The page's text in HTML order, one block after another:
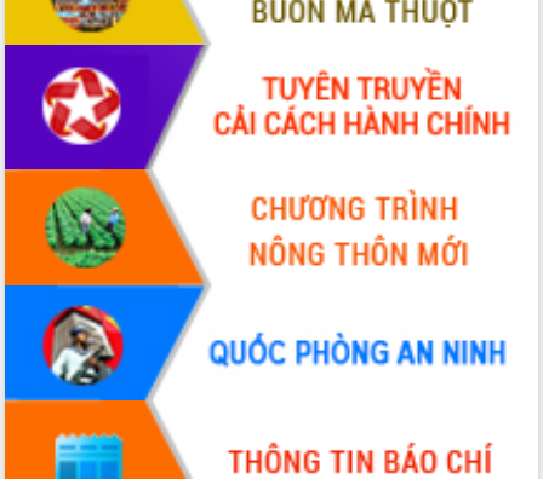
Chuyển đổi số 'mở đường' cho nông
nghiệp Đắk Lắk tăng trưởng bứt phá
Triển khai đồng bộ đo đạc, lập hồ sơ
địa chính, hoàn thiện cơ sở dữ liệu đất
đai
Ứng dụng sinh trắc học - Bước tiến
trong hành trình chuyển đổi số tại Đắk
Đắk Lắk nâng cao hiệu quả công tác
Đảng từ Sổ tay đảng viên điện tử
Đắk Lắk đẩy mạnh nuôi biển công
nghệ, hướng tới phát triển thủy sản
bền vững
Tập huấn nâng cao năng lực triển khai
chuyển đổi số cho cán bộ, công chức
cấp xã
Đắk Lắk phát động hưởng ứng Ngày
Quyền của người tiêu dùng Việt Nam